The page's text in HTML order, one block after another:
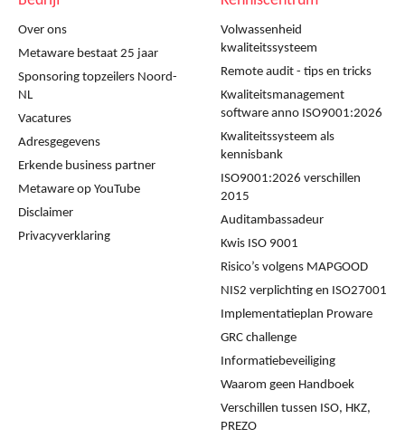
Over ons
Metaware bestaat 25 jaar
Sponsoring topzeilers Noord-
NL
Vacatures
Adresgegevens
Erkende business partner
Metaware op YouTube
Disclaimer
Privacyverklaring
Volwassenheid
kwaliteitssysteem
Remote audit - tips en tricks
Kwaliteitsmanagement
software anno ISO9001:2026
Kwaliteitssysteem als
kennisbank
ISO9001:2026 verschillen
2015
Auditambassadeur
Kwis ISO 9001
Risico’s volgens MAPGOOD
NIS2 verplichting en ISO27001
Implementatieplan Proware
GRC challenge
Informatiebeveiliging
Waarom geen Handboek
Verschillen tussen ISO, HKZ,
PREZO